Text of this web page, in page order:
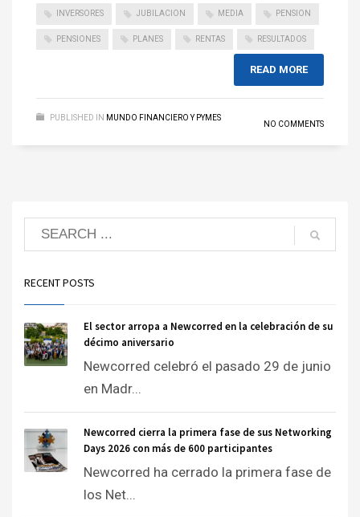
INVERSORES JUBILACION MEDIA PENSION
PENSIONES PLANES RENTAS RESULTADOS
READ MORE
PUBLISHED IN MUNDO FINANCIERO Y PYMES
NO COMMENTS
RECENT POSTS
El sector arropa a Newcorred en la celebración de su
décimo aniversario
Newcorred celebró el pasado 29 de junio
en Madr...
Newcorred cierra la primera fase de sus Networking
Days 2026 con más de 600 participantes
Newcorred ha cerrado la primera fase de
los Net...